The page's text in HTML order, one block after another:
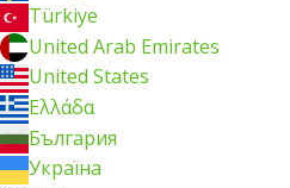
Türkiye
United Arab Emirates
United States
Ελλάδα
България
Україна